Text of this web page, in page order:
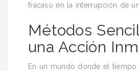
fracaso en la interrupción de
Métodos
una Acción
En un mundo donde el tiempo